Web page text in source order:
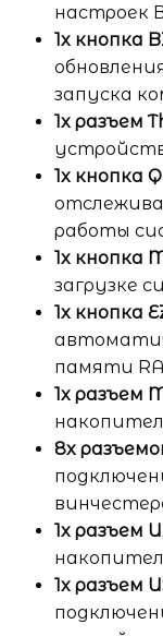
настроек
1x кнопка
запуска
1x разъем
1x кнопка
работы
1x кнопка
загрузке
1x кнопка
памяти
1x разъем
8x
1x разъем
1x разъем